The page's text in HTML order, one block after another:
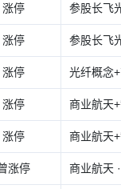
涨停 参股长飞
涨停 参股长飞
涨停 光纤概念
涨停 商业航天
涨停 商业航天
涨停 商业航天